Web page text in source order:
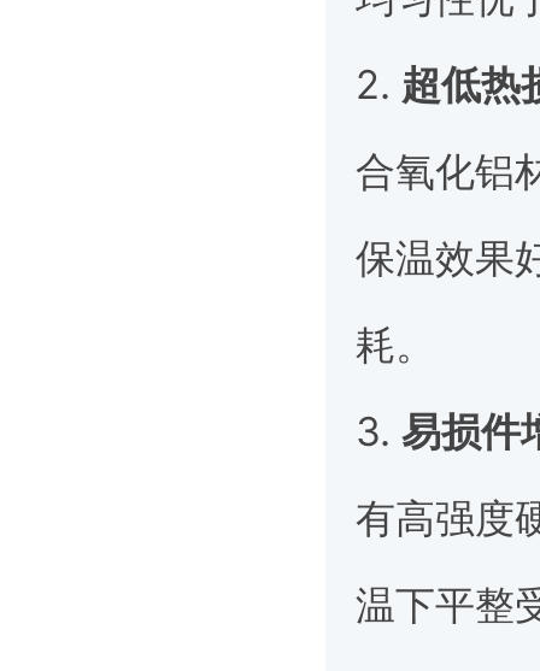
2. 超低热
合氧化铝
保温效果
耗。
3. 易损件
有高强度
温下平整